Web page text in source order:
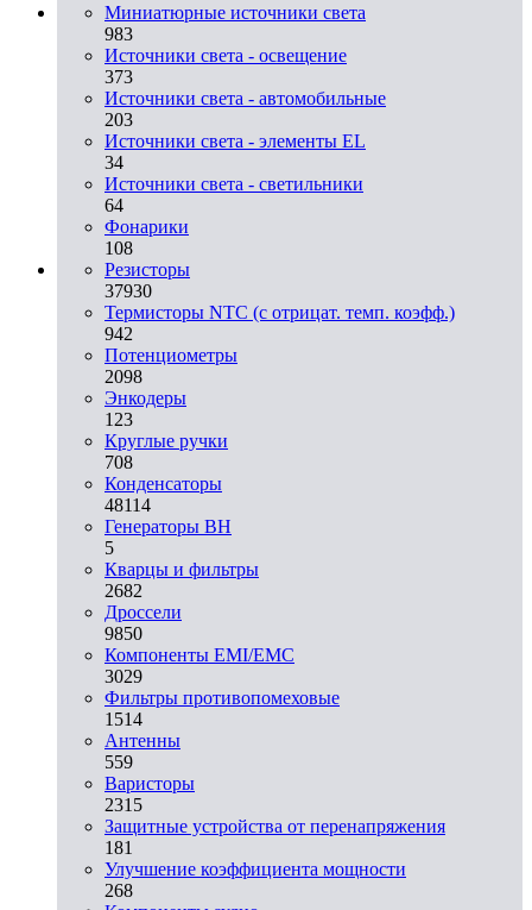
Миниатюрные источники света
983
Источники света - освещение
373
Источники света - автомобильные
203
Источники света - элементы EL
34
Источники света - светильники
64
Фонарики
108
Резисторы
37930
Термисторы NTC (с отрицат. темп. коэфф.)
942
Потенциометры
2098
Энкодеры
123
Круглые ручки
708
Конденсаторы
48114
Генераторы ВН
5
Кварцы и фильтры
2682
Дроссели
9850
Компоненты EMI/EMC
3029
Фильтры противопомеховые
1514
Антенны
559
Варисторы
2315
Защитные устройства от перенапряжения
181
Улучшение коэффициента мощности
268